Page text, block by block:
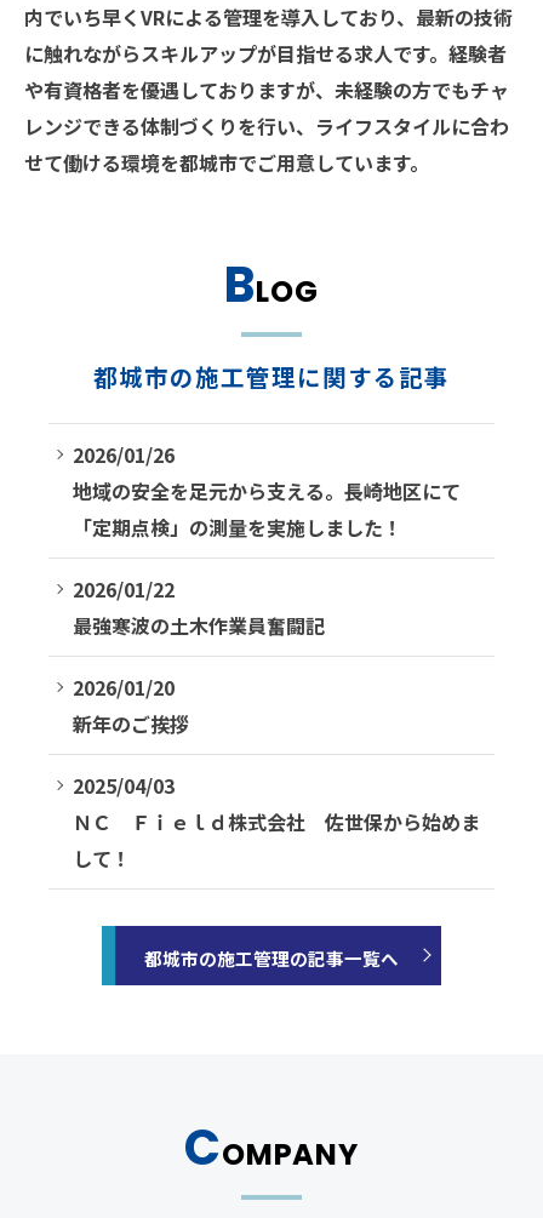
内でいち早くVRによる管理を導入しており、最新の技術
に触れながらスキルアップが目指せる求人です。経験者
や有資格者を優遇しておりますが、未経験の方でもチャ
レンジできる体制づくりを行い、ライフスタイルに合わ
せて働ける環境を都城市でご用意しています。
BLOG
都城市の施工管理に関する記事
2026/01/26
地域の安全を足元から支える。長崎地区にて
「定期点検」の測量を実施しました！
2026/01/22
最強寒波の土木作業員奮闘記
2026/01/20
新年のご挨拶
2025/04/03
ＮＣ Ｆｉｅｌｄ株式会社 佐世保から始めま
して！
都城市の施工管理の記事一覧へ
COMPANY